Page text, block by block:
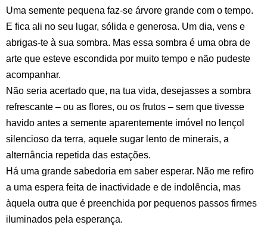
Uma semente pequena faz-se árvore grande com o tempo.
E fica ali no seu lugar, sólida e generosa. Um dia, vens e
abrigas-te à sua sombra. Mas essa sombra é uma obra de
arte que esteve escondida por muito tempo e não pudeste
acompanhar.
Não seria acertado que, na tua vida, desejasses a sombra
refrescante – ou as flores, ou os frutos – sem que tivesse
havido antes a semente aparentemente imóvel no lençol
silencioso da terra, aquele sugar lento de minerais, a
alternância repetida das estações.
Há uma grande sabedoria em saber esperar. Não me refiro
a uma espera feita de inactividade e de indolência, mas
àquela outra que é preenchida por pequenos passos firmes
iluminados pela esperança.